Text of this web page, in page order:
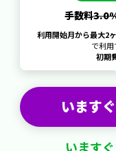
手数料
利用開始月から最大2
で利用
初期
います
います